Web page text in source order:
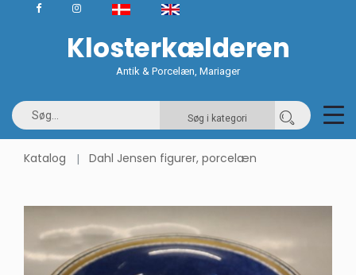
Klosterkælderen
Antik & Porcelæn, Mariager
Søg i kategori
Katalog Dahl Jensen figurer, porcelæn